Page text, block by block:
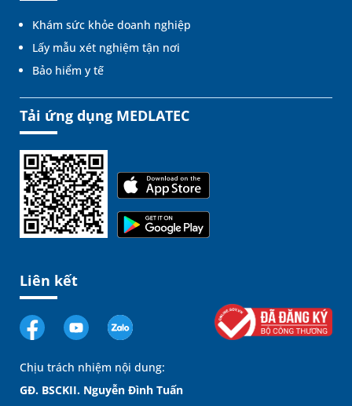
Khám sức khỏe doanh nghiệp
Lấy mẫu xét nghiệm tận nơi
Bảo hiểm y tế
Tải ứng dụng MEDLATEC
Liên kết
Chịu trách nhiệm nội dung:
GĐ. BSCKII. Nguyễn Đình Tuấn